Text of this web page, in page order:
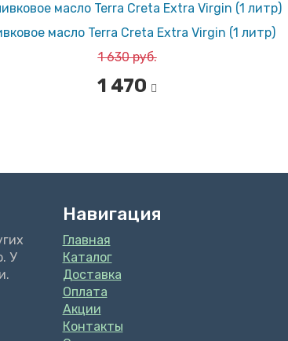
масло Terra Creta Extra Virgin (1 литр)
1 630 руб.
1 470
У
Навигация
Главная
Каталог
Доставка
Оплата
Акции
Контакты